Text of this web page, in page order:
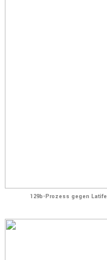
129b-Prozess gegen Latife